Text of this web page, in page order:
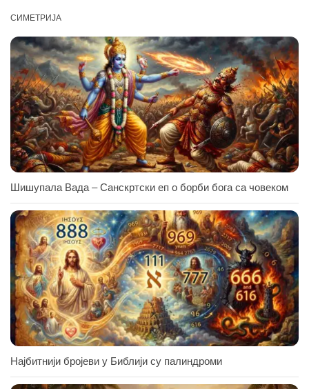
СИМЕТРИЈА
Шишупала Вада – Санскртски еп о борби бога са човеком
Најбитнији бројеви у Библији су палиндроми